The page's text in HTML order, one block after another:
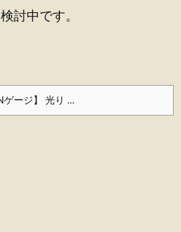
討中です。
ゲージ】 光り ...